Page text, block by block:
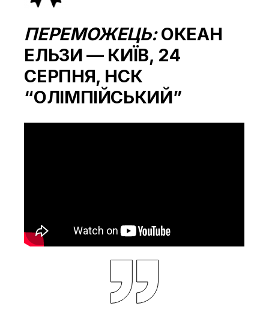
ПЕРЕМОЖЕЦЬ:ОКЕАН
ЕЛЬЗИ — КИЇВ, 24
СЕРПНЯ, НСК
“ОЛІМПІЙСЬКИЙ”